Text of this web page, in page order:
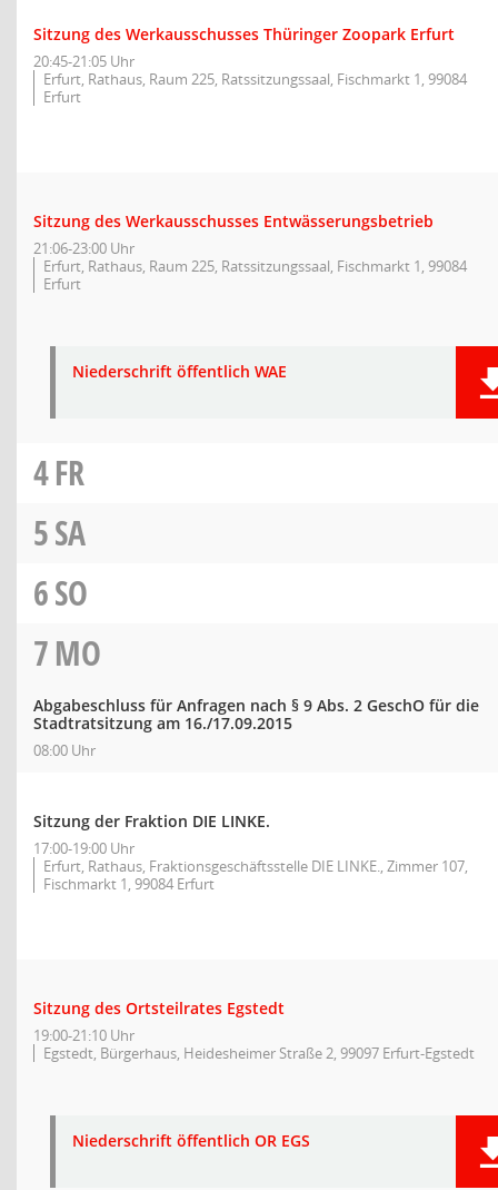
Sitzung des Werkausschusses Thüringer Zoopark Erfurt
20:45-21:05 Uhr
Erfurt, Rathaus, Raum 225, Ratssitzungssaal, Fischmarkt 1, 99084
Erfurt
Sitzung des Werkausschusses Entwässerungsbetrieb
21:06-23:00 Uhr
Erfurt, Rathaus, Raum 225, Ratssitzungssaal, Fischmarkt 1, 99084
Erfurt
Niederschrift öffentlich WAE
4FR
5SA
6SO
7MO
Abgabeschluss für Anfragen nach § 9 Abs. 2 GeschO für die
Stadtratsitzung am 16./17.09.2015
08:00 Uhr
Sitzung der Fraktion DIE LINKE.
17:00-19:00 Uhr
Erfurt, Rathaus, Fraktionsgeschäftsstelle DIE LINKE., Zimmer 107,
Fischmarkt 1, 99084 Erfurt
Sitzung des Ortsteilrates Egstedt
19:00-21:10 Uhr
Egstedt, Bürgerhaus, Heidesheimer Straße 2, 99097 Erfurt-Egstedt
Niederschrift öffentlich OR EGS